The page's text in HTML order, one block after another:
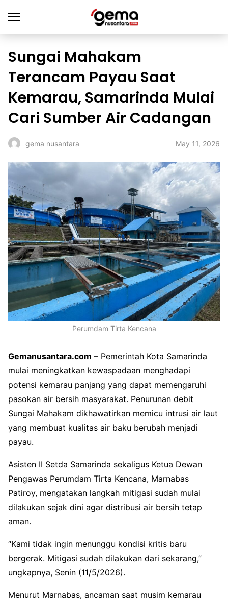
Sungai Mahakam
Terancam Payau Saat
Kemarau, Samarinda Mulai
Cari Sumber Air Cadangan
gema nusantara May 11, 2026
Perumdam Tirta Kencana
Gemanusantara.com – Pemerintah Kota Samarinda
mulai meningkatkan kewaspadaan menghadapi
potensi kemarau panjang yang dapat memengaruhi
pasokan air bersih masyarakat. Penurunan debit
Sungai Mahakam dikhawatirkan memicu intrusi air laut
yang membuat kualitas air baku berubah menjadi
payau.
Asisten II Setda Samarinda sekaligus Ketua Dewan
Pengawas Perumdam Tirta Kencana, Marnabas
Patiroy, mengatakan langkah mitigasi sudah mulai
dilakukan sejak dini agar distribusi air bersih tetap
aman.
“Kami tidak ingin menunggu kondisi kritis baru
bergerak. Mitigasi sudah dilakukan dari sekarang,”
ungkapnya, Senin (11/5/2026).
Menurut Marnabas, ancaman saat musim kemarau